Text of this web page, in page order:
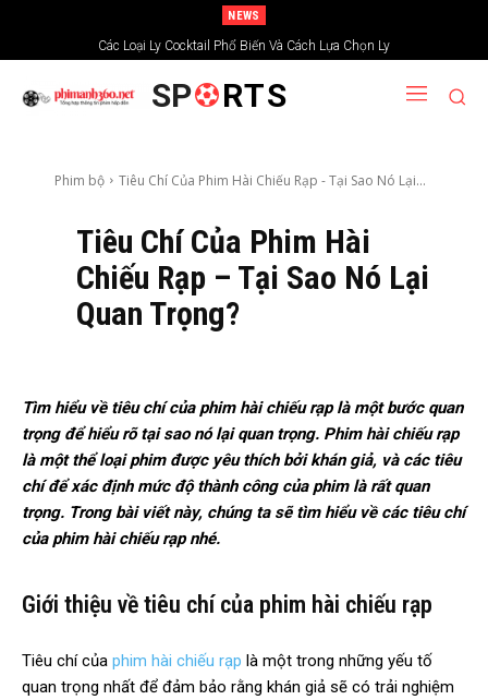
NEWS
Các Loại Ly Cocktail Phổ Biến Và Cách Lựa Chọn Ly
SP RTS
Phim bộ Tiêu Chí Của Phim Hài Chiếu Rạp - Tại Sao Nó Lại...
Tiêu Chí Của Phim Hài
Chiếu Rạp – Tại Sao Nó Lại
Quan Trọng?
Tìm hiểu về tiêu chí của phim hài chiếu rạp là một bước quan
trọng để hiểu rõ tại sao nó lại quan trọng. Phim hài chiếu rạp
là một thể loại phim được yêu thích bởi khán giả, và các tiêu
chí để xác định mức độ thành công của phim là rất quan
trọng. Trong bài viết này, chúng ta sẽ tìm hiểu về các tiêu chí
của phim hài chiếu rạp nhé.
Giới thiệu về tiêu chí của phim hài chiếu rạp
Tiêu chí của phim hài chiếu rạp là một trong những yếu tố
quan trọng nhất để đảm bảo rằng khán giả sẽ có trải nghiệm